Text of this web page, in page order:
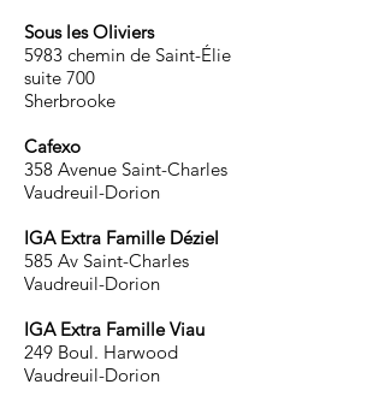
Sous les Oliviers
5983 chemin de Saint-Élie
suite 700
Sherbrooke
Cafexo
358 Avenue Saint-Charles
Vaudreuil-Dorion
IGA Extra Famille Déziel
585 Av Saint-Charles
Vaudreuil-Dorion
IGA Extra Famille Viau
249 Boul. Harwood
Vaudreuil-Dorion